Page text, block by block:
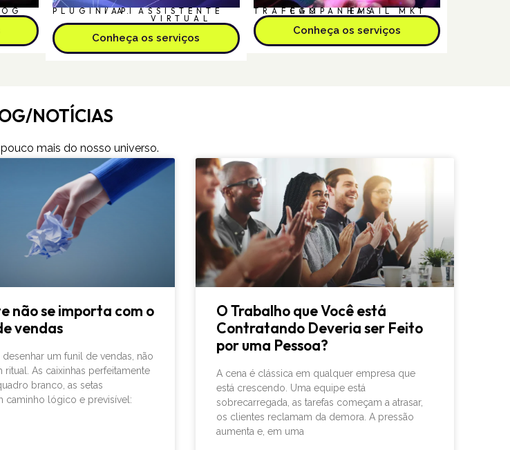
PLUGIN/API
I.A. ASSISTENTE
VIRTUAL
Conheça os serviços
TRÁFEGOCAMPANHASEMAIL MKT
Conheça os serviços
NOTÍCIAS
mais do nosso universo.
não se importa com o
vendas
um funil de vendas, não
ritual. As caixinhas perfeitamente
branco, as setas
caminho lógico e previsível:
O Trabalho que Você está
Contratando Deveria ser Feito
por uma Pessoa?
A cena é clássica em qualquer empresa que
está crescendo. Uma equipe está
sobrecarregada, as tarefas começam a atrasar,
os clientes reclamam da demora. A pressão
aumenta e, em uma